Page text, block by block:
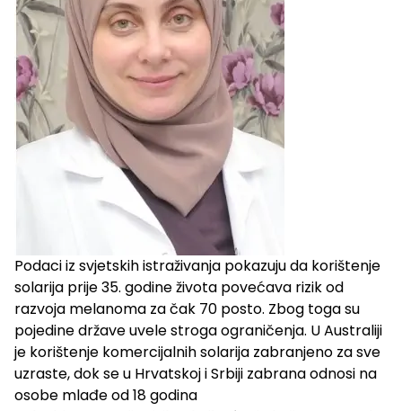
Podaci iz svjetskih istraživanja pokazuju da korištenje
solarija prije 35. godine života povećava rizik od
razvoja melanoma za čak 70 posto. Zbog toga su
pojedine države uvele stroga ograničenja. U Australiji
je korištenje komercijalnih solarija zabranjeno za sve
uzraste, dok se u Hrvatskoj i Srbiji zabrana odnosi na
osobe mlađe od 18 godina